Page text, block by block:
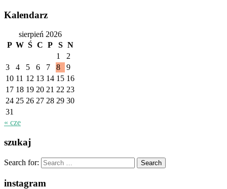
Kalendarz
sierpień 2026
P W Ś C P S N
1
2
3
4 5 6 7 8
9
10 11 12 13 14 15 16
17 18 19 20 21 22 23
24 25 26 27 28 29 30
31
« cze
szukaj
Search for:
instagram